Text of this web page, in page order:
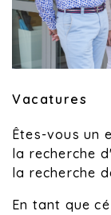
Vacatures
Êtes-vous un
la recherche
la recherche
En tant que